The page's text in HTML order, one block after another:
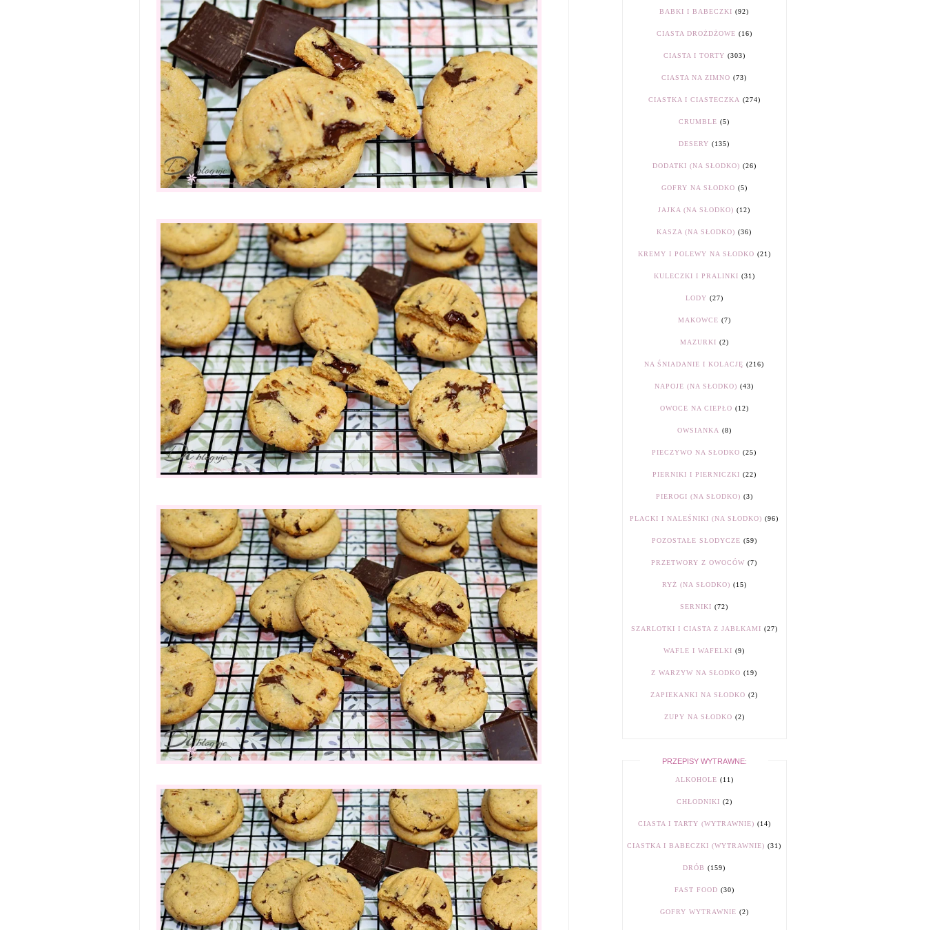
BABKI I BABECZKI (92)
CIASTA DROŻDŻOWE (16)
CIASTA I TORTY (303)
CIASTA NA ZIMNO (73)
CIASTKA I CIASTECZKA (274)
CRUMBLE (5)
DESERY (135)
DODATKI (NA SŁODKO) (26)
GOFRY NA SŁODKO (5)
JAJKA (NA SŁODKO) (12)
KASZA (NA SŁODKO) (36)
KREMY I POLEWY NA SŁODKO (21)
KULECZKI I PRALINKI (31)
LODY (27)
MAKOWCE (7)
MAZURKI (2)
NA ŚNIADANIE I KOLACJĘ (216)
NAPOJE (NA SŁODKO) (43)
OWOCE NA CIEPŁO (12)
OWSIANKA (8)
PIECZYWO NA SŁODKO (25)
PIERNIKI I PIERNICZKI (22)
PIEROGI (NA SŁODKO) (3)
PLACKI I NALEŚNIKI (NA SŁODKO) (96)
POZOSTAŁE SŁODYCZE (59)
PRZETWORY Z OWOCÓW (7)
RYŻ (NA SŁODKO) (15)
SERNIKI (72)
SZARLOTKI I CIASTA Z JABŁKAMI (27)
WAFLE I WAFELKI (9)
Z WARZYW NA SŁODKO (19)
ZAPIEKANKI NA SŁODKO (2)
ZUPY NA SŁODKO (2)
PRZEPISY WYTRAWNE:
ALKOHOLE (11)
CHŁODNIKI (2)
CIASTA I TARTY (WYTRAWNIE) (14)
CIASTKA I BABECZKI (WYTRAWNIE) (31)
DRÓB (159)
FAST FOOD (30)
GOFRY WYTRAWNIE (2)